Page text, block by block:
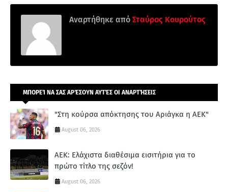
Αναρτήθηκε από Σταύρος Κουρούτος
ΜΠΟΡΕΊ ΝΑ ΣΑΣ ΑΡΈΣΟΥΝ ΑΥΤΈΣ ΟΙ ΑΝΑΡΤΉΣΕΙΣ
"Στη κούρσα απόκτησης του Αριάγκα η ΑΕΚ"
August 06, 2026
ΑΕΚ: Ελάχιστα διαθέσιμα εισιτήρια για το
πρώτο τίτλο της σεζόν!
August 06, 2026